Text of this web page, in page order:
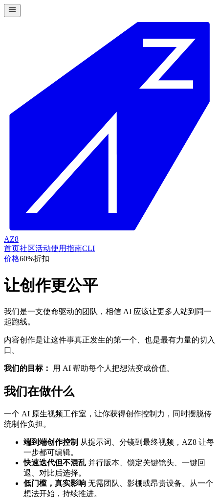
AZ8
首页社区活动使用指南CLI
价格60%折扣
让创作更公平
我们是一支使命驱动的团队，相信 AI 应该让更多人站到同一
起跑线。
内容创作是让这件事真正发生的第一个、也是最有力量的切入
口。
我们的目标： 用 AI 帮助每个人把想法变成价值。
我们在做什么
一个 AI 原生视频工作室，让你获得创作控制力，同时摆脱传
统制作负担。
端到端创作控制 从提示词、分镜到最终视频，AZ8 让每
一步都可编辑。
快速迭代但不混乱 并行版本、锁定关键镜头、一键回
退、对比后选择。
低门槛，真实影响 无需团队、影棚或昂贵设备。从一个
想法开始，持续推进。